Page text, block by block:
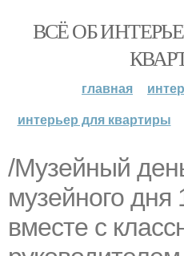
ВСЁ ОБ
главная
интерьер для квартиры
/Музейный
музейного дня
вместе с